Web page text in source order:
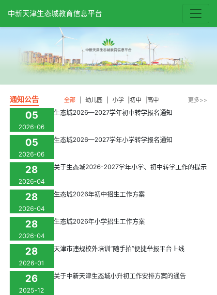
中新天津生态城教育信息平台
通知公告 全部 幼儿园 小学 初中 高中 更多>>
05
2026-06
生态城2026—2027学年初中转学报名通知
05
2026-06
生态城2026—2027学年小学转学报名通知
28
2026-04
关于生态城2026-2027学年小学、初中转学工作的提示
28
2026-04
生态城2026年初中招生工作方案
28
2026-04
生态城2026年小学招生工作方案
28
2026-01
天津市违规校外培训“随手拍”便捷举报平台上线
26
2025-12
关于中新天津生态城小升初工作安排方案的通告